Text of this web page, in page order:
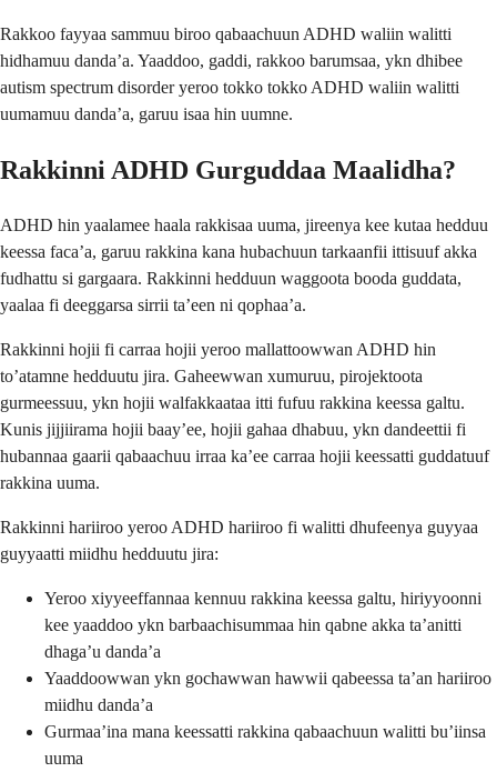
Rakkoo fayyaa sammuu biroo qabaachuun ADHD waliin walitti
hidhamuu danda’a. Yaaddoo, gaddi, rakkoo barumsaa, ykn dhibee
autism spectrum disorder yeroo tokko tokko ADHD waliin walitti
uumamuu danda’a, garuu isaa hin uumne.
Rakkinni ADHD Gurguddaa Maalidha?
ADHD hin yaalamee haala rakkisaa uuma, jireenya kee kutaa hedduu
keessa faca’a, garuu rakkina kana hubachuun tarkaanfii ittisuuf akka
fudhattu si gargaara. Rakkinni hedduun waggoota booda guddata,
yaalaa fi deeggarsa sirrii ta’een ni qophaa’a.
Rakkinni hojii fi carraa hojii yeroo mallattoowwan ADHD hin
to’atamne hedduutu jira. Gaheewwan xumuruu, pirojektoota
gurmeessuu, ykn hojii walfakkaataa itti fufuu rakkina keessa galtu.
Kunis jijjiirama hojii baay’ee, hojii gahaa dhabuu, ykn dandeettii fi
hubannaa gaarii qabaachuu irraa ka’ee carraa hojii keessatti guddatuuf
rakkina uuma.
Rakkinni hariiroo yeroo ADHD hariiroo fi walitti dhufeenya guyyaa
guyyaatti miidhu hedduutu jira:
Yeroo xiyyeeffannaa kennuu rakkina keessa galtu, hiriyyoonni
kee yaaddoo ykn barbaachisummaa hin qabne akka ta’anitti
dhaga’u danda’a
Yaaddoowwan ykn gochawwan hawwii qabeessa ta’an hariiroo
miidhu danda’a
Gurmaa’ina mana keessatti rakkina qabaachuun walitti bu’iinsa
uuma